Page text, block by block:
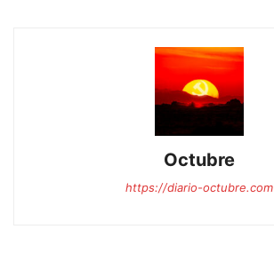
Octubre
https://diario-octubre.com